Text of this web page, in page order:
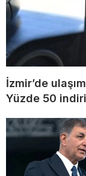
İzmir’de
Yüzde 50